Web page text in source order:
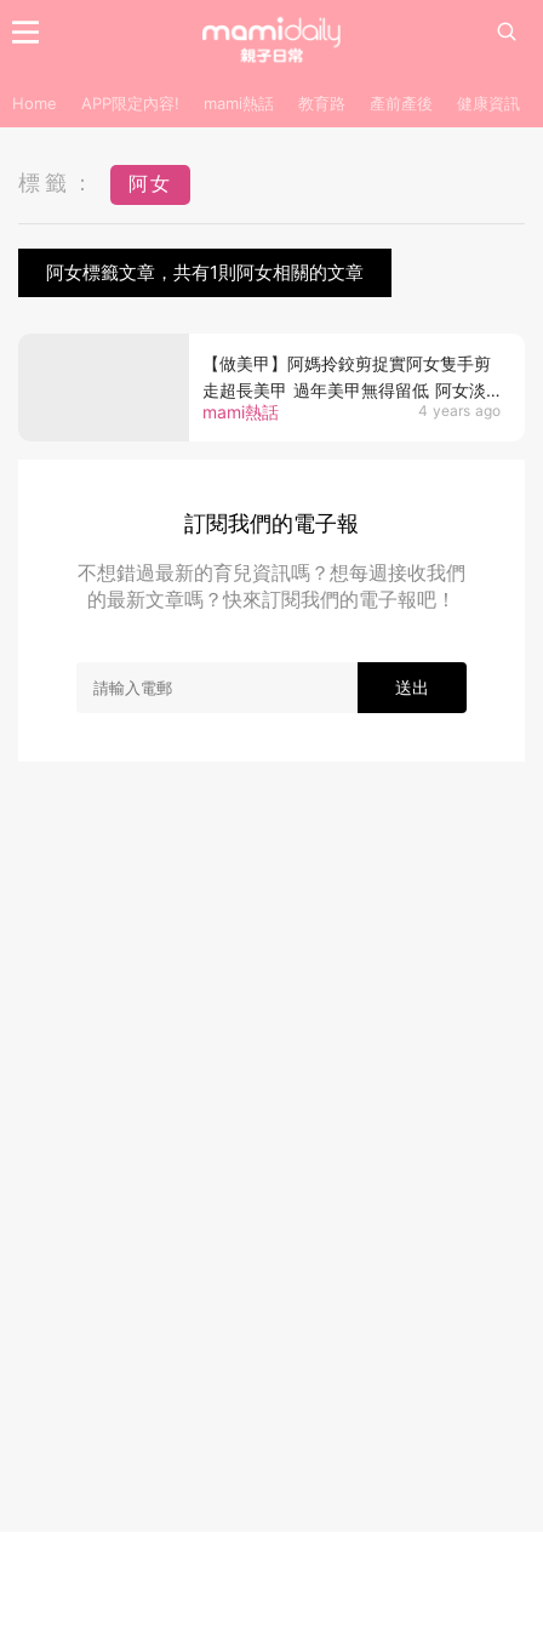
Home APP限定內容! mami熱話 教育路 產前產後 健康資訊
標籤： 阿女
阿女標籤文章，共有1則阿女相關的文章
mami熱話 4 years ago
【做美甲】阿媽拎鉸剪捉實阿女隻手剪
走超長美甲 過年美甲無得留低 阿女淡
定話無所謂！
訂閱我們的電子報
不想錯過最新的育兒資訊嗎？想每週接收我們
的最新文章嗎？快來訂閱我們的電子報吧！
送出